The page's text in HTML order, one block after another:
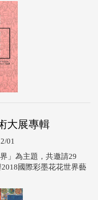
大展專輯
01
」為主題，共邀請29
國際彩墨花花世界藝